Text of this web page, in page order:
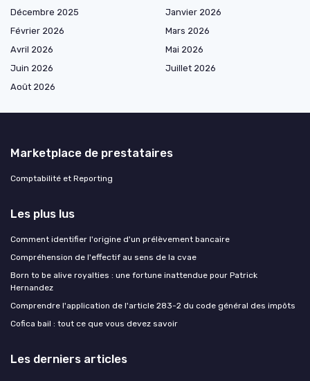
Décembre 2025
Janvier 2026
Février 2026
Mars 2026
Avril 2026
Mai 2026
Juin 2026
Juillet 2026
Août 2026
Marketplace de prestataires
Comptabilité et Reporting
Les plus lus
Comment identifier l'origine d'un prélèvement bancaire
Compréhension de l'effectif au sens de la cvae
Born to be alive royalties : une fortune inattendue pour Patrick
Hernandez
Comprendre l'application de l'article 283-2 du code général des impôts
Cofica bail : tout ce que vous devez savoir
Les derniers articles